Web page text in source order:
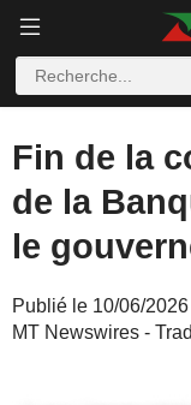
Fin de la
de la
le
Publié le 10/06/
MT Newswires -